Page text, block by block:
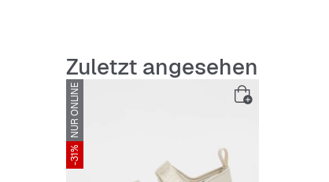
Zuletzt angesehen
NUR ONLINE
-31%